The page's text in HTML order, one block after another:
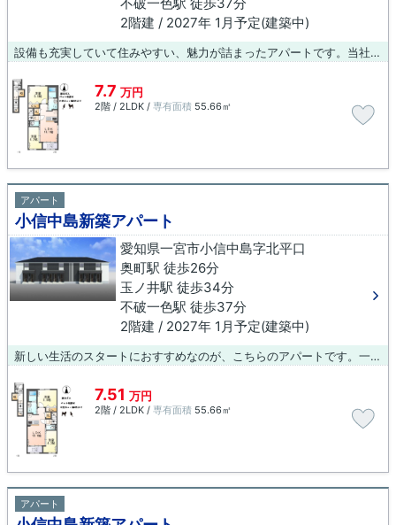
2階建 / 2027年 1月予定(建築中)
設備も充実していて住みやすい、魅力が詰まったアパートです。当社は地域に特化し、利便性の高い暮らしをしたい方に喜んでいただける物件を豊富に取り扱っております。また、快適な暮らしが始められるようしっかりとサポート致しますので、ぜひお気軽にご連絡下さい。
7.7 万円
2階 / 2LDK / 専有面積 55.66㎡
アパート
小信中島新築アパート
愛知県一宮市小信中島字北平口
奥町駅 徒歩26分
玉ノ井駅 徒歩34分
不破一色駅 徒歩37分
2階建 / 2027年 1月予定(建築中)
新しい生活のスタートにおすすめなのが、こちらのアパートです。一宮市での住まい探しを当社スタッフがサポート致します。まずはご希望条件などをお申しつけください。それを元にお客様に合ったお住まいをご紹介いたします。
7.51 万円
2階 / 2LDK / 専有面積 55.66㎡
アパート